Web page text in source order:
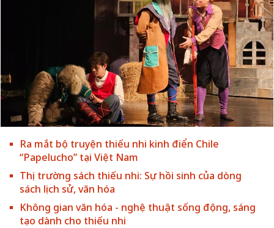
Ra mắt bộ truyện thiếu nhi kinh điển Chile
“Papelucho” tại Việt Nam
Thị trường sách thiếu nhi: Sự hồi sinh của dòng
sách lịch sử, văn hóa
Không gian văn hóa - nghệ thuật sống động, sáng
tạo dành cho thiếu nhi